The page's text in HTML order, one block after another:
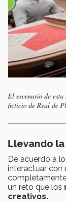
El escenario de
ficticio de Real de
Llevando
De acuerdo a
interactuar con
un reto que los
creativos.